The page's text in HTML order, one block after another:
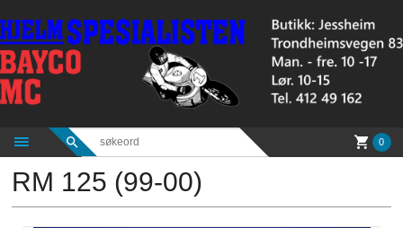
til
innholdet
0
RM 125 (99-00)